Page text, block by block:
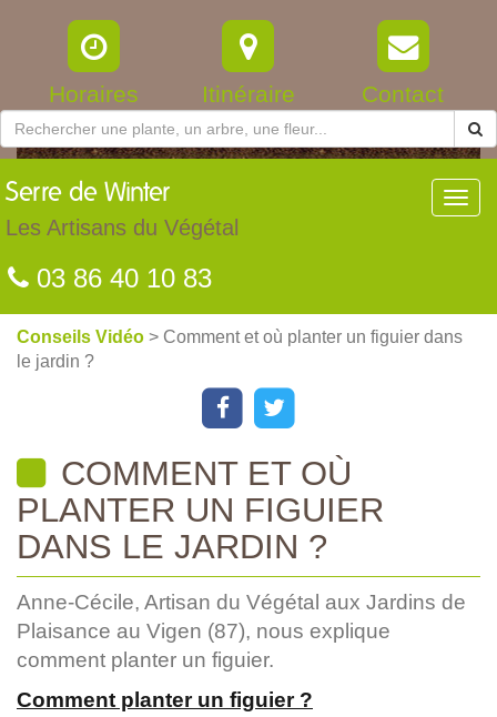
Horaires Itinéraire Contact
Serre de Winter
Les Artisans du Végétal
03 86 40 10 83
Conseils Vidéo > Comment et où planter un figuier dans
le jardin ?
COMMENT ET OÙ
PLANTER UN FIGUIER
DANS LE JARDIN ?
Anne-Cécile, Artisan du Végétal aux Jardins de
Plaisance au Vigen (87), nous explique
comment planter un figuier.
Comment planter un figuier ?